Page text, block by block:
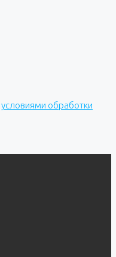
условиями обработки